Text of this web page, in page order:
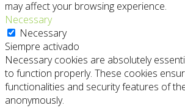
may affect your browsing experience.
Necessary
Necessary
Siempre activado
Necessary cookies are absolutely
to function properly. These cookies
functionalities and security features of
anonymously.